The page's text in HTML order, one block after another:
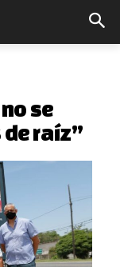
se
raíz”